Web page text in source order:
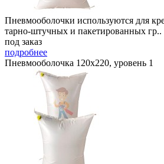
Пневмооболочки используются для
тарно-штучных и пакетированных гр..
под заказ
подробнее
Пневмооболочка 120х220, уровень 1